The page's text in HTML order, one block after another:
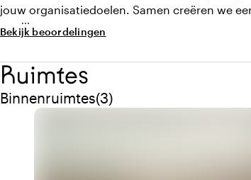
jouw organisatiedoelen. Samen creëren we
verrijkt.
Bekijk beoordelingen
Ruimtes
Binnenruimtes
Aantal binnenruimtes: 3
(3)